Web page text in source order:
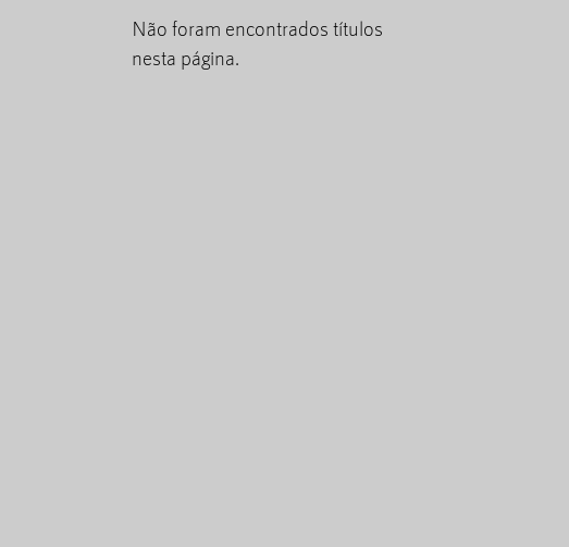
Não foram encontrados títulos
nesta página.